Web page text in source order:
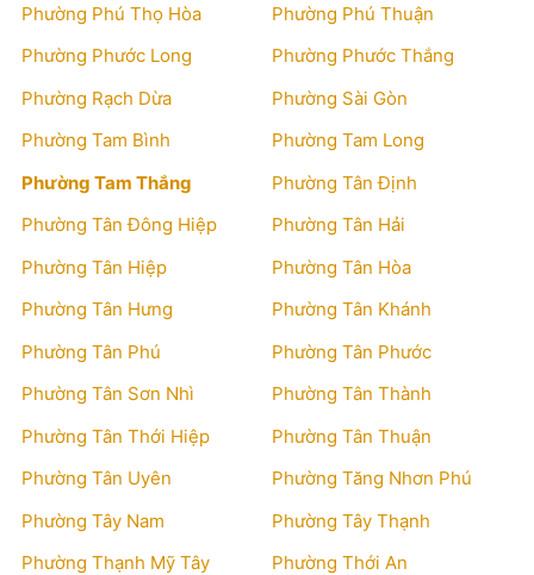
Phường Phú Thọ Hòa
Phường Phú Thuận
Phường Phước Long
Phường Phước Thắng
Phường Rạch Dừa
Phường Sài Gòn
Phường Tam Bình
Phường Tam Long
Phường Tam Thắng
Phường Tân Định
Phường Tân Đông Hiệp
Phường Tân Hải
Phường Tân Hiệp
Phường Tân Hòa
Phường Tân Hưng
Phường Tân Khánh
Phường Tân Phú
Phường Tân Phước
Phường Tân Sơn Nhì
Phường Tân Thành
Phường Tân Thới Hiệp
Phường Tân Thuận
Phường Tân Uyên
Phường Tăng Nhơn Phú
Phường Tây Nam
Phường Tây Thạnh
Phường Thạnh Mỹ Tây
Phường Thới An